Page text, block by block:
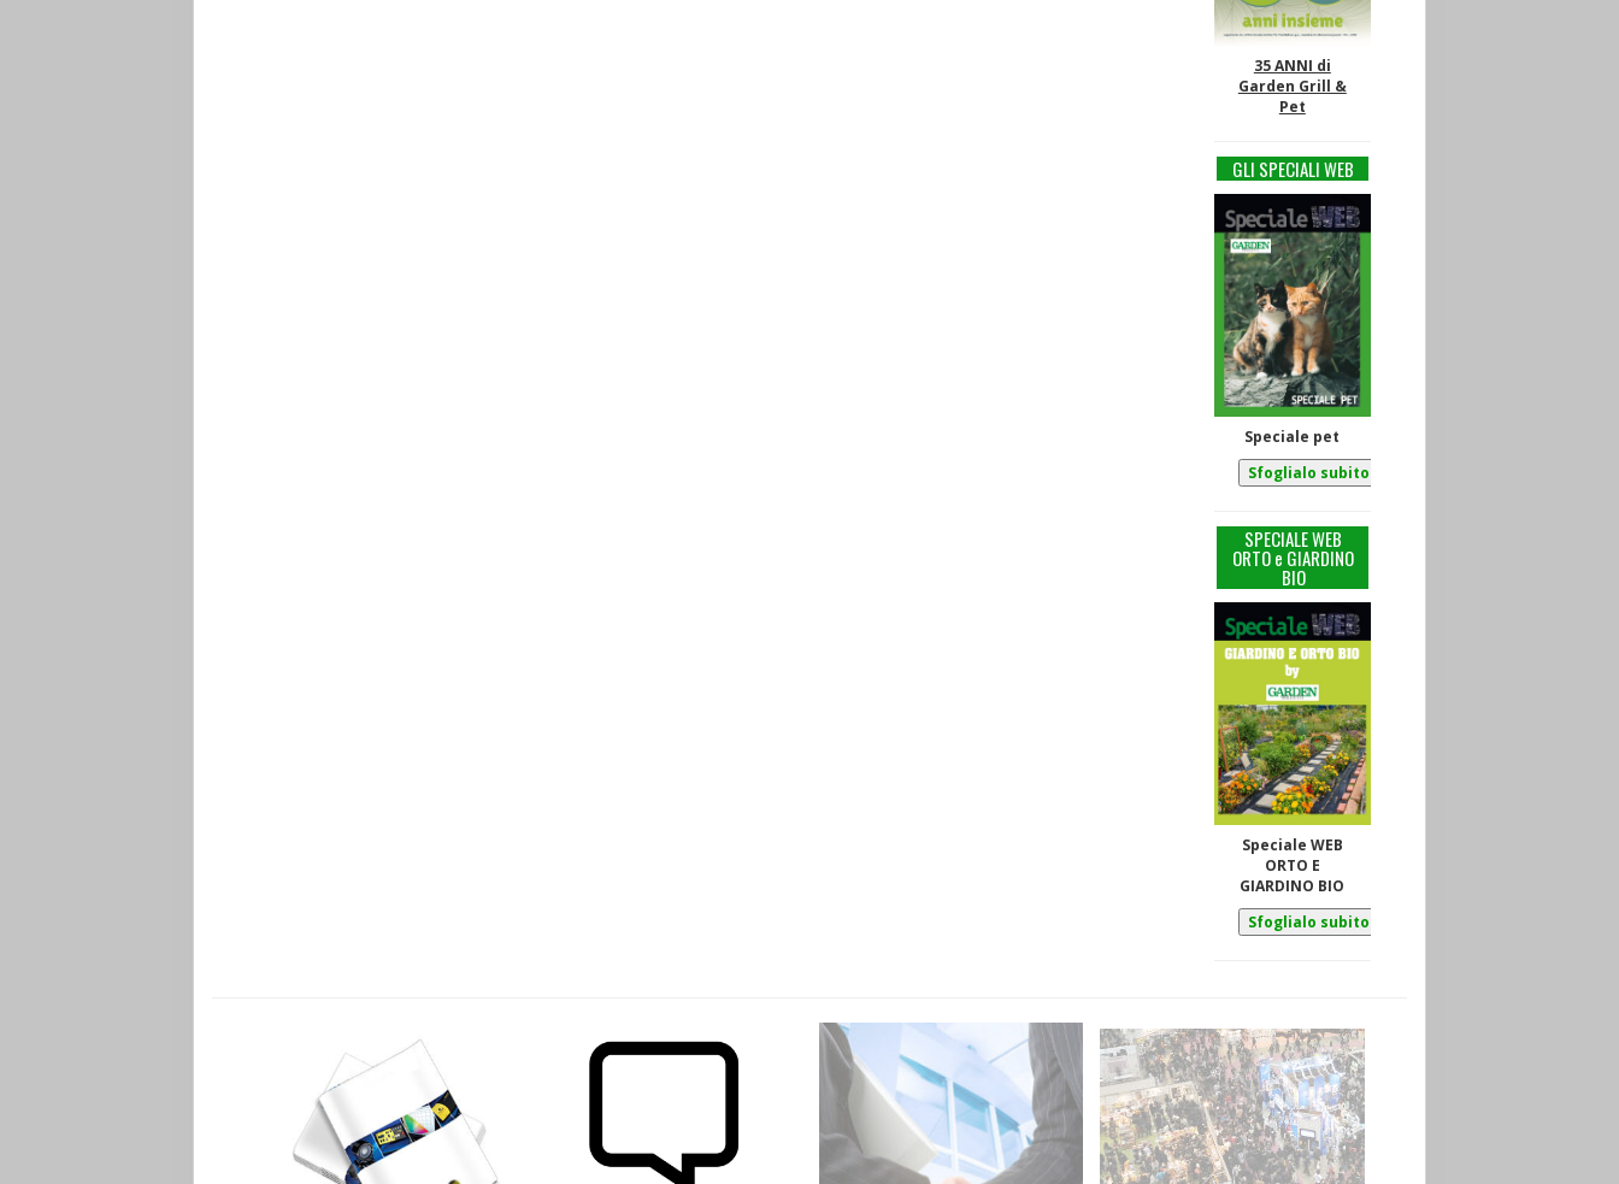
35 ANNI di
Garden Grill &
Pet
GLI SPECIALI WEB
Speciale pet
SPECIALE WEB
ORTO e GIARDINO
BIO
Speciale WEB
ORTO E
GIARDINO BIO